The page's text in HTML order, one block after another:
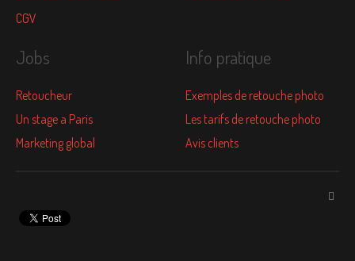
CGV
Jobs
Retoucheur
Un stage a Paris
Marketing global
Info pratique
Exemples de retouche photo
Les tarifs de retouche photo
Avis clients